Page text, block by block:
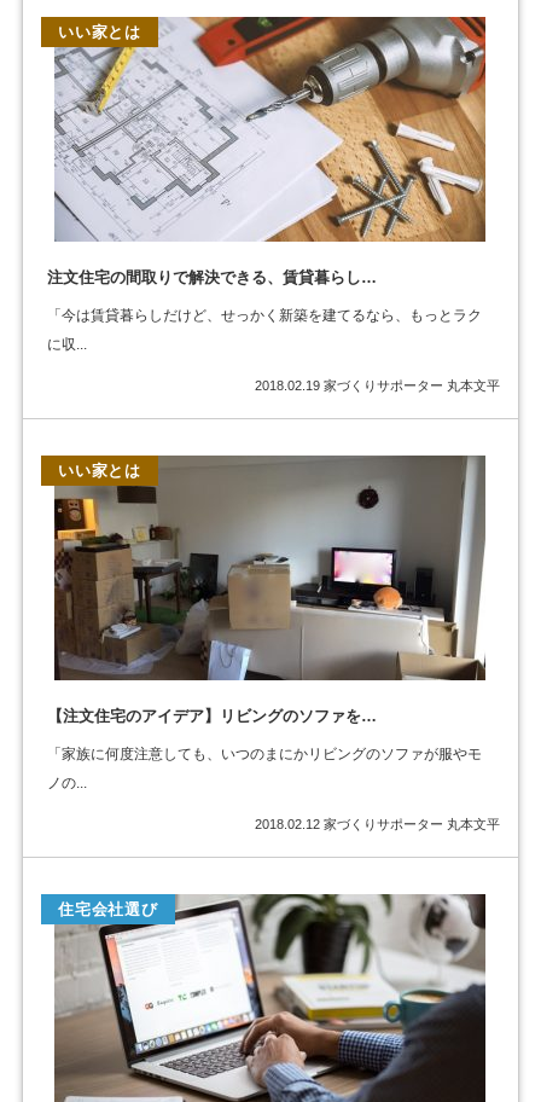
いい家とは
注文住宅の間取りで解決できる、賃貸暮らし…
「今は賃貸暮らしだけど、せっかく新築を建てるなら、もっとラク
に収...
2018.02.19 家づくりサポーター 丸本文平
いい家とは
【注文住宅のアイデア】リビングのソファを…
「家族に何度注意しても、いつのまにかリビングのソファが服やモ
ノの...
2018.02.12 家づくりサポーター 丸本文平
住宅会社選び